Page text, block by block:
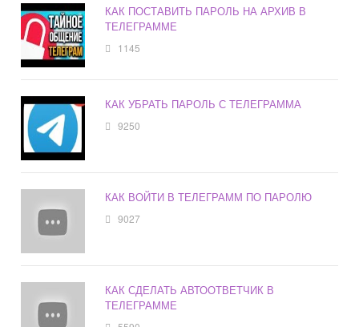
КАК ПОСТАВИТЬ ПАРОЛЬ НА АРХИВ В
ТЕЛЕГРАММЕ
1145
КАК УБРАТЬ ПАРОЛЬ С ТЕЛЕГРАММА
9250
КАК ВОЙТИ В ТЕЛЕГРАММ ПО ПАРОЛЮ
9027
КАК СДЕЛАТЬ АВТООТВЕТЧИК В
ТЕЛЕГРАММЕ